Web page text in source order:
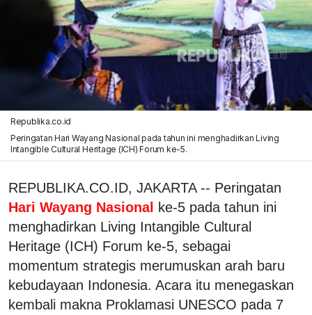
Republika.co.id
Peringatan Hari Wayang Nasional pada tahun ini menghadirkan Living
Intangible Cultural Heritage (ICH) Forum ke-5.
REPUBLIKA.CO.ID, JAKARTA -- Peringatan
Hari Wayang Nasional
ke-5 pada tahun ini
menghadirkan Living Intangible Cultural
Heritage (ICH) Forum ke-5, sebagai
momentum strategis merumuskan arah baru
kebudayaan Indonesia. Acara itu menegaskan
kembali makna Proklamasi UNESCO pada 7